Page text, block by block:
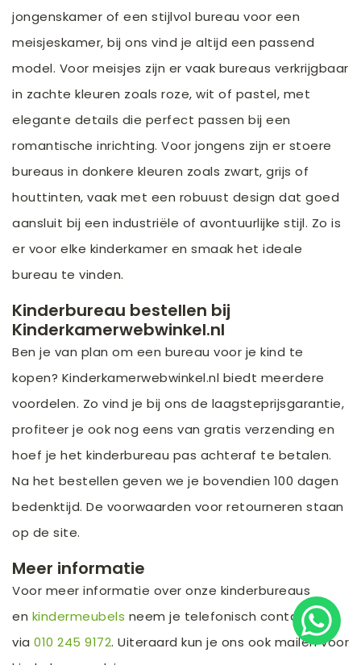
jongenskamer of een stijlvol bureau voor een
meisjeskamer, bij ons vind je altijd een passend
model. Voor meisjes zijn er vaak bureaus verkrijgbaar
in zachte kleuren zoals roze, wit of pastel, met
elegante details die perfect passen bij een
romantische inrichting. Voor jongens zijn er stoere
bureaus in donkere kleuren zoals zwart, grijs of
houttinten, vaak met een robuust design dat goed
aansluit bij een industriële of avontuurlijke stijl. Zo is
er voor elke kinderkamer en smaak het ideale
bureau te vinden.
Kinderbureau bestellen bij
Kinderkamerwebwinkel.nl
Ben je van plan om een bureau voor je kind te
kopen? Kinderkamerwebwinkel.nl biedt meerdere
voordelen. Zo vind je bij ons de laagsteprijsgarantie,
profiteer je ook nog eens van gratis verzending en
hoef je het kinderbureau pas achteraf te betalen.
Na het bestellen geven we je bovendien 100 dagen
bedenktijd. De voorwaarden voor retourneren staan
op de site.
Meer informatie
Voor meer informatie over onze kinderbureaus
en kindermeubels neem je telefonisch contact op
via 010 245 9172. Uiteraard kun je ons ook mailen voor